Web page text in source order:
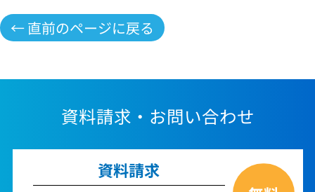
← 直前のページに戻る
資料請求・お問い合わせ
資料請求